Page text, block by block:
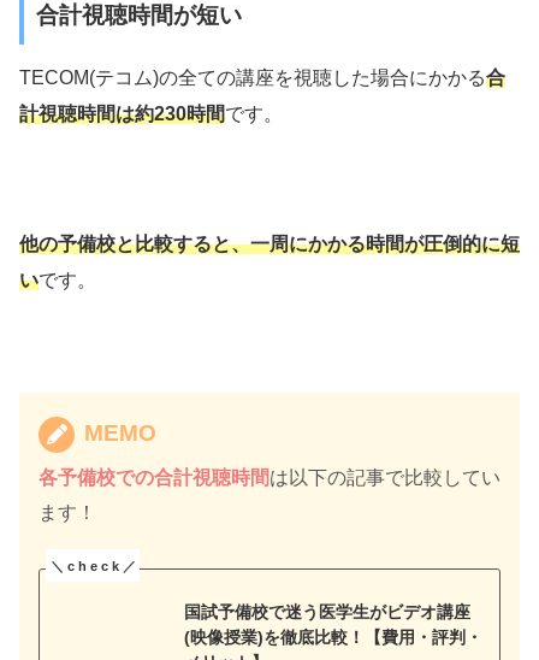
合計視聴時間が短い
TECOM(テコム)の全ての講座を視聴した場合にかかる合
計視聴時間は約230時間です。
他の予備校と比較すると、一周にかかる時間が圧倒的に短
いです。
MEMO
各予備校での合計視聴時間は以下の記事で比較してい
ます！
国試予備校で迷う医学生がビデオ講座
(映像授業)を徹底比較！【費用・評判・